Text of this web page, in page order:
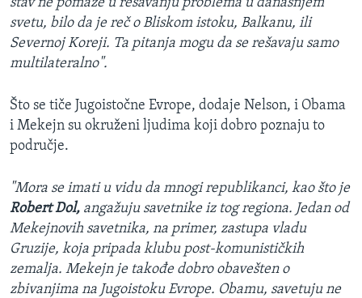
svetu, bilo da je reč o Bliskom istoku, Balkanu, ili
Severnoj Koreji. Ta pitanja mogu da se rešavaju samo
multilateralno".
Što se tiče Jugoistočne Evrope, dodaje Nelson, i Obama
i Mekejn su okruženi ljudima koji dobro poznaju to
područje.
"Mora se imati u vidu da mnogi republikanci, kao što je
Robert Dol, angažuju savetnike iz tog regiona. Jedan od
Mekejnovih savetnika, na primer, zastupa vladu
Gruzije, koja pripada klubu post-komunističkih
zemalja. Mekejn je takođe dobro obavešten o
zbivanjima na Jugoistoku Evrope. Obamu, savetuju ne